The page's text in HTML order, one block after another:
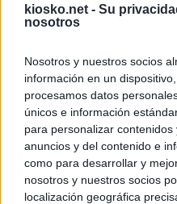
kiosko.net - Su
nosotros
Nosotros y nuestros socios
información en un
procesamos datos
únicos e información
para personalizar
anuncios y del contenido e
como para desarrollar y
nosotros y nuestros socios
localización geográfica